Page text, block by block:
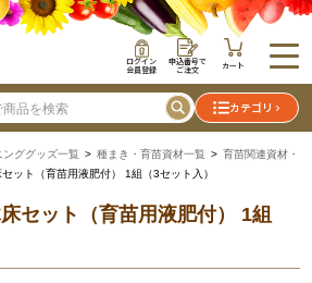
ログイン
会員登録
申込番号で
ご注文 カート
カテゴリ
ンググッズ一覧 > 種まき・育苗資材一覧 > 育苗関連資材・
ット（育苗用液肥付） 1組（3セット入）
セット（育苗用液肥付） 1組